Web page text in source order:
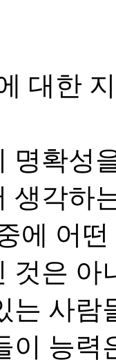
대한
명확성
생각하
에 어
것은 아
는 사람
이 능력